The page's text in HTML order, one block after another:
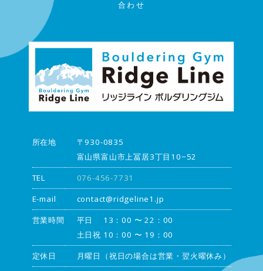
合わせ
所在地
〒930-0835
富山県富山市上冨居3丁目10−52
TEL
076-456-7731
E-mail
contact@ridgeline1.jp
営業時間
平日 13：00 〜 22：00
土日祝 10：00 〜 19：00
定休日
月曜日（祝日の場合は営業・翌火曜休み）